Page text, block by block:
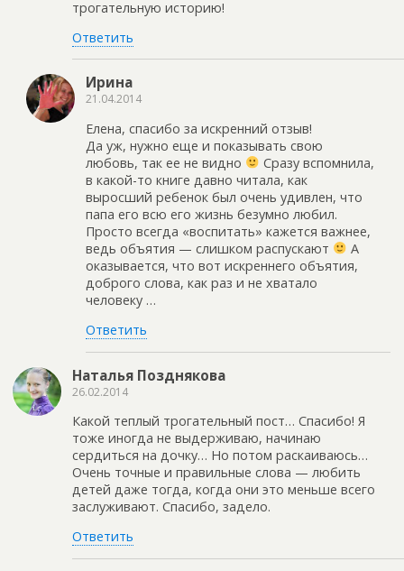
трогательную историю!
Ответить
Ирина
21.04.2014
Елена, спасибо за искренний отзыв!
Да уж, нужно еще и показывать свою
любовь, так ее не видно
Сразу вспомнила,
в какой-то книге давно читала, как
выросший ребенок был очень удивлен, что
папа его всю его жизнь безумно любил.
Просто всегда «воспитать» кажется важнее,
ведь объятия — слишком распускают
А
оказывается, что вот искреннего объятия,
доброго слова, как раз и не хватало
человеку …
Ответить
Наталья Позднякова
26.02.2014
Какой теплый трогательный пост… Спасибо! Я
тоже иногда не выдерживаю, начинаю
сердиться на дочку… Но потом раскаиваюсь…
Очень точные и правильные слова — любить
детей даже тогда, когда они это меньше всего
заслуживают. Спасибо, задело.
Ответить